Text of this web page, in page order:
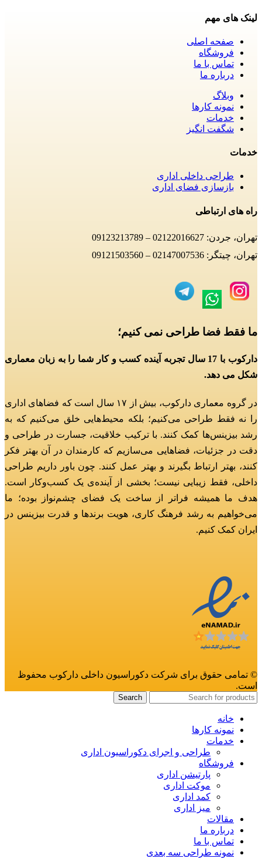
لینک های مهم
صفحه اصلی
فروشگاه
تماس با ما
درباره ما
وبلاگ
نمونه کارها
خدمات
شگفت انگیز
خدمات
طراحی داخلی اداری
بازسازی فضای اداری
راه های ارتباطی
تهران، جردن: 02122016627 – 09123213789
تهران، چیتگر: 02147007536 – 09121503560
ما فقط فضا طراحی نمی کنیم؛
دارکوب با 17 سال تجربه آینده کسب و کار شما را به زبان معماری
شکل می دهد.
در گروه معماری دارکوب، بیش از ۱۷ سال است که فضاهای اداری
را نه فقط طراحی می‌کنیم؛ بلکه محیط‌هایی خلق می‌کنیم که به
رشد بیزینس‌ها کمک کنند. با ترکیب خلاقیت، جسارت در طراحی و
دقت در جزئیات، فضاهایی می‌سازیم که کارمندان در آن بهتر فکر
کنند، بهتر ارتباط بگیرند و بهتر عمل کنند. چون باور داریم طراحی
داخلی، فقط زیبایی نیست؛ بخشی از آینده‌ی یک کسب‌وکار است.
هدف ما همیشه فراتر از ساخت یک فضای چشم‌نواز بوده؛ ما
می‌خواهیم به رشد فرهنگ کاری، هویت برندها و قدرت بیزینس در
ایران کمک کنیم.
© تمامی حقوق برای شرکت دکوراسیون داخلی دارکوب محفوظ
است.
Search
خانه
نمونه کارها
خدمات
طراحی و اجرای دکوراسیون اداری
فروشگاه
پارتیشن اداری
موکت اداری
کمد اداری
میز اداری
مقالات
درباره ما
تماس با ما
نمونه طراحی سه بعدی